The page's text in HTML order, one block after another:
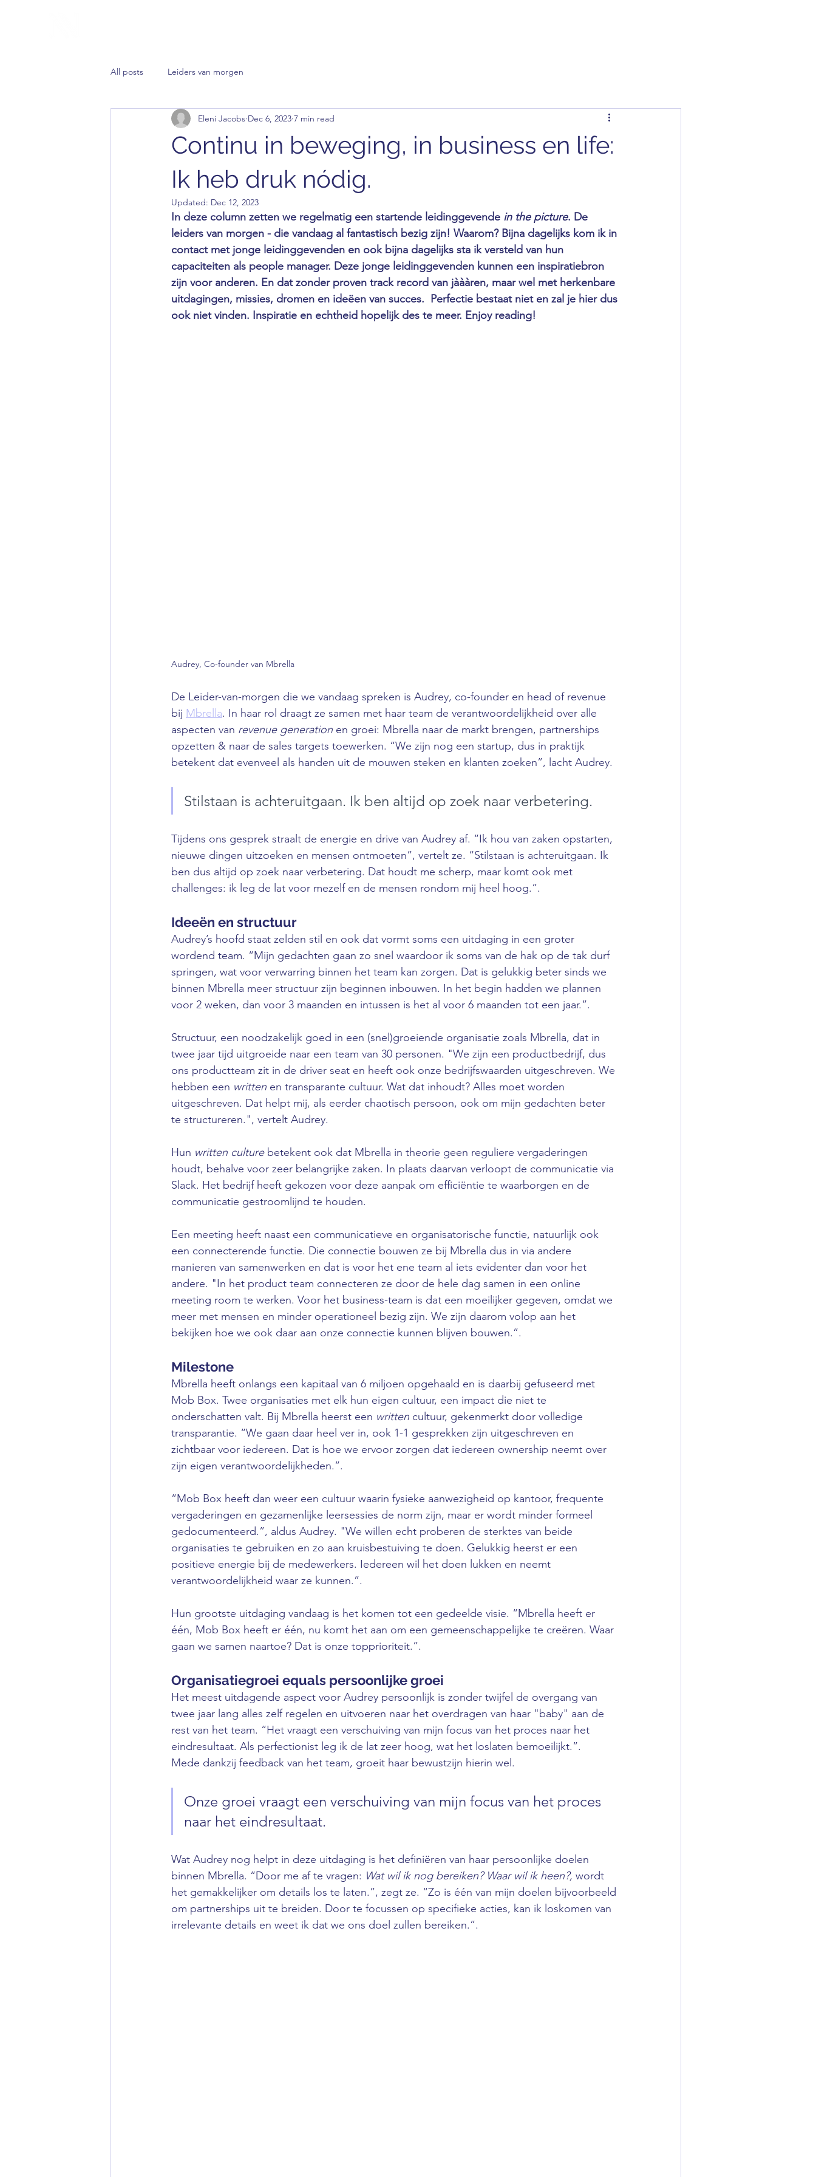
All posts Leiders van morgen
Continu in beweging, in business en life:
Ik heb druk nódig.
Eleni Jacobs Dec 6, 2023 7 min read
Updated: Dec 12, 2023
In deze column zetten we regelmatig een startende leidinggevende in the picture. De
leiders van morgen - die vandaag al fantastisch bezig zijn! Waarom? Bijna dagelijks kom ik in
contact met jonge leidinggevenden en ook bijna dagelijks sta ik versteld van hun
capaciteiten als people manager. Deze jonge leidinggevenden kunnen een inspiratiebron
zijn voor anderen. En dat zonder proven track record van jàààren, maar wel met herkenbare
uitdagingen, missies, dromen en ideëen van succes.  Perfectie bestaat niet en zal je hier dus
ook niet vinden. Inspiratie en echtheid hopelijk des te meer. Enjoy reading!
Audrey, Co-founder van Mbrella
De Leider-van-morgen die we vandaag spreken is Audrey, co-founder en head of revenue
bij Mbrella. In haar rol draagt ze samen met haar team de verantwoordelijkheid over alle
aspecten van revenue generation en groei: Mbrella naar de markt brengen, partnerships
opzetten & naar de sales targets toewerken. “We zijn nog een startup, dus in praktijk
betekent dat evenveel als handen uit de mouwen steken en klanten zoeken”, lacht Audrey.
Stilstaan is achteruitgaan. Ik ben altijd op zoek naar verbetering.
Tijdens ons gesprek straalt de energie en drive van Audrey af. “Ik hou van zaken opstarten,
nieuwe dingen uitzoeken en mensen ontmoeten”, vertelt ze. “Stilstaan is achteruitgaan. Ik
ben dus altijd op zoek naar verbetering. Dat houdt me scherp, maar komt ook met
challenges: ik leg de lat voor mezelf en de mensen rondom mij heel hoog.”.
Ideeën en structuur
Audrey’s hoofd staat zelden stil en ook dat vormt soms een uitdaging in een groter
wordend team. “Mijn gedachten gaan zo snel waardoor ik soms van de hak op de tak durf
springen, wat voor verwarring binnen het team kan zorgen. Dat is gelukkig beter sinds we
binnen Mbrella meer structuur zijn beginnen inbouwen. In het begin hadden we plannen
voor 2 weken, dan voor 3 maanden en intussen is het al voor 6 maanden tot een jaar.”.
Structuur, een noodzakelijk goed in een (snel)groeiende organisatie zoals Mbrella, dat in
twee jaar tijd uitgroeide naar een team van 30 personen. "We zijn een productbedrijf, dus
ons productteam zit in de driver seat en heeft ook onze bedrijfswaarden uitgeschreven. We
hebben een written en transparante cultuur. Wat dat inhoudt? Alles moet worden
uitgeschreven. Dat helpt mij, als eerder chaotisch persoon, ook om mijn gedachten beter
te structureren.", vertelt Audrey.
Hun written culture betekent ook dat Mbrella in theorie geen reguliere vergaderingen
houdt, behalve voor zeer belangrijke zaken. In plaats daarvan verloopt de communicatie via
Slack. Het bedrijf heeft gekozen voor deze aanpak om efficiëntie te waarborgen en de
communicatie gestroomlijnd te houden.
Een meeting heeft naast een communicatieve en organisatorische functie, natuurlijk ook
een connecterende functie. Die connectie bouwen ze bij Mbrella dus in via andere
manieren van samenwerken en dat is voor het ene team al iets evidenter dan voor het
andere. "In het product team connecteren ze door de hele dag samen in een online
meeting room te werken. Voor het business-team is dat een moeilijker gegeven, omdat we
meer met mensen en minder operationeel bezig zijn. We zijn daarom volop aan het
bekijken hoe we ook daar aan onze connectie kunnen blijven bouwen.”.
Milestone
Mbrella heeft onlangs een kapitaal van 6 miljoen opgehaald en is daarbij gefuseerd met
Mob Box. Twee organisaties met elk hun eigen cultuur, een impact die niet te
onderschatten valt. Bij Mbrella heerst een written cultuur, gekenmerkt door volledige
transparantie. “We gaan daar heel ver in, ook 1-1 gesprekken zijn uitgeschreven en
zichtbaar voor iedereen. Dat is hoe we ervoor zorgen dat iedereen ownership neemt over
zijn eigen verantwoordelijkheden.”.
“Mob Box heeft dan weer een cultuur waarin fysieke aanwezigheid op kantoor, frequente
vergaderingen en gezamenlijke leersessies de norm zijn, maar er wordt minder formeel
gedocumenteerd.”, aldus Audrey. "We willen echt proberen de sterktes van beide
organisaties te gebruiken en zo aan kruisbestuiving te doen. Gelukkig heerst er een
positieve energie bij de medewerkers. Iedereen wil het doen lukken en neemt
verantwoordelijkheid waar ze kunnen.”.
Hun grootste uitdaging vandaag is het komen tot een gedeelde visie. “Mbrella heeft er
één, Mob Box heeft er één, nu komt het aan om een gemeenschappelijke te creëren. Waar
gaan we samen naartoe? Dat is onze topprioriteit.”.
Organisatiegroei equals persoonlijke groei
Het meest uitdagende aspect voor Audrey persoonlijk is zonder twijfel de overgang van
twee jaar lang alles zelf regelen en uitvoeren naar het overdragen van haar "baby" aan de
rest van het team. “Het vraagt een verschuiving van mijn focus van het proces naar het
eindresultaat. Als perfectionist leg ik de lat zeer hoog, wat het loslaten bemoeilijkt.”.
Mede dankzij feedback van het team, groeit haar bewustzijn hierin wel.
Onze groei vraagt een verschuiving van mijn focus van het proces
naar het eindresultaat.
Wat Audrey nog helpt in deze uitdaging is het definiëren van haar persoonlijke doelen
binnen Mbrella. “Door me af te vragen: Wat wil ik nog bereiken? Waar wil ik heen?, wordt
het gemakkelijker om details los te laten.”, zegt ze. “Zo is één van mijn doelen bijvoorbeeld
om partnerships uit te breiden. Door te focussen op specifieke acties, kan ik loskomen van
irrelevante details en weet ik dat we ons doel zullen bereiken.”.